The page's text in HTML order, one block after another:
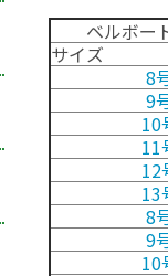
ベルボー
サイズ
8
9
8
9